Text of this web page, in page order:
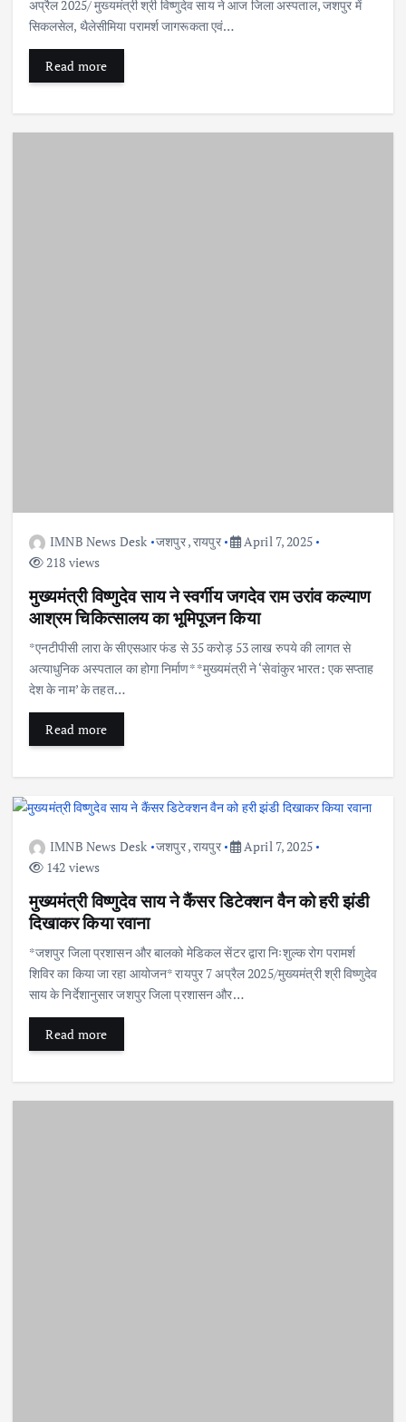
अप्रैल 2025/ मुख्यमंत्री श्री विष्णुदेव साय ने आज जिला अस्पताल, जशपुर में
सिकलसेल, थैलेसीमिया परामर्श जागरूकता एवं…
Read more
IMNB News Desk जशपुर,रायपुर
April 7, 2025
218 views
मुख्यमंत्री विष्णुदेव साय ने स्वर्गीय जगदेव राम उरांव कल्याण
आश्रम चिकित्सालय का भूमिपूजन किया
*एनटीपीसी लारा के सीएसआर फंड से 35 करोड़ 53 लाख रुपये की लागत से
अत्याधुनिक अस्पताल का होगा निर्माण* *मुख्यमंत्री ने ‘सेवांकुर भारत: एक सप्ताह
देश के नाम’ के तहत…
Read more
IMNB News Desk जशपुर,रायपुर
April 7, 2025
142 views
मुख्यमंत्री विष्णुदेव साय ने कैंसर डिटेक्शन वैन को हरी झंडी
दिखाकर किया रवाना
*जशपुर जिला प्रशासन और बालको मेडिकल सेंटर द्वारा निःशुल्क रोग परामर्श
शिविर का किया जा रहा आयोजन* रायपुर 7 अप्रैल 2025/मुख्यमंत्री श्री विष्णुदेव
साय के निर्देशानुसार जशपुर जिला प्रशासन और…
Read more